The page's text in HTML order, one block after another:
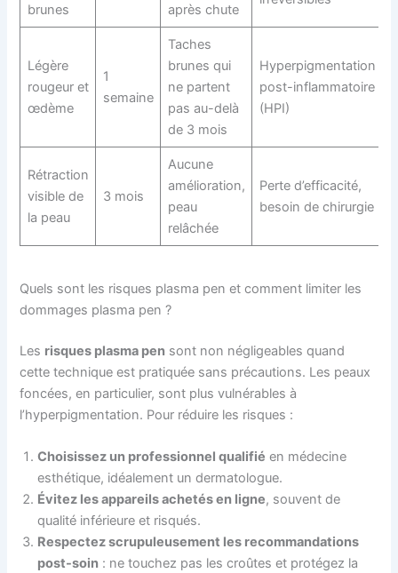
brunes après chute
Légère
rougeur et
œdème
1
semaine
Taches
brunes qui
ne partent
pas au-delà
de 3 mois
Hyperpigmentation
post-inflammatoire
(HPI)
Rétraction
visible de
la peau
3 mois
Aucune
amélioration,
peau
relâchée
Perte d’efficacité,
besoin de chirurgie
Quels sont les risques plasma pen et comment limiter les
dommages plasma pen ?
Les risques plasma pen sont non négligeables quand
cette technique est pratiquée sans précautions. Les peaux
foncées, en particulier, sont plus vulnérables à
l’hyperpigmentation. Pour réduire les risques :
Choisissez un professionnel qualifié en médecine
esthétique, idéalement un dermatologue.
Évitez les appareils achetés en ligne, souvent de
qualité inférieure et risqués.
Respectez scrupuleusement les recommandations
post-soin : ne touchez pas les croûtes et protégez la